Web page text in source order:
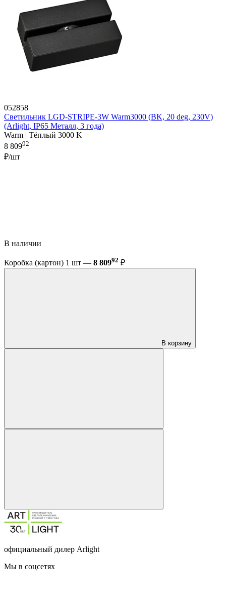
052858
Светильник LGD-STRIPE-3W Warm3000 (BK, 20 deg, 230V)
(Arlight, IP65 Металл, 3 года)
Warm | Тёплый 3000 K
8 80992
₽/шт
В наличии
Коробка (картон) 1 шт — 8 80992 ₽
В корзину
официальный дилер Arlight
Мы в соцсетях